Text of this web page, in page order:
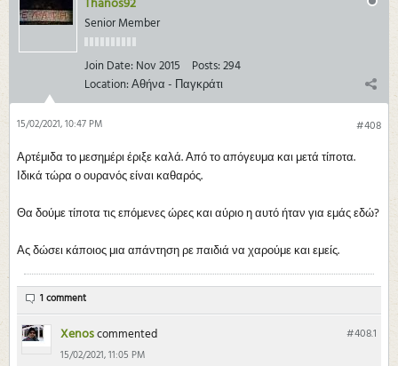
Senior Member
Join Date: Nov 2015 Posts:294
Location:Αθήνα - Παγκράτι
#408
15/02/2021, 10:47 PM
Αρτέμιδα το μεσημέρι έριξε καλά. Από το απόγευμα και μετά τίποτα.
Ιδικά τώρα ο ουρανός είναι καθαρός.
Θα δούμε τίποτα τις επόμενες ώρες και αύριο η αυτό ήταν για εμάς εδώ?
Ας δώσει κάποιος μια απάντηση ρε παιδιά να χαρούμε και εμείς.
1 comment
#408.1
Xenoscommented
15/02/2021, 11:05 PM